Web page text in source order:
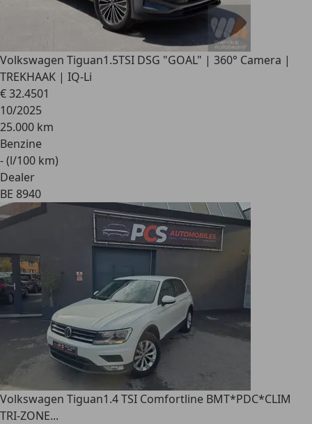
Volkswagen Tiguan1.5TSI DSG "GOAL" | 360° Camera |
TREKHAAK | IQ-Li
€ 32.4501
10/2025
25.000 km
Benzine
- (l/100 km)
Dealer
BE 8940
Volkswagen Tiguan1.4 TSI Comfortline BMT*PDC*CLIM
TRI-ZONE...